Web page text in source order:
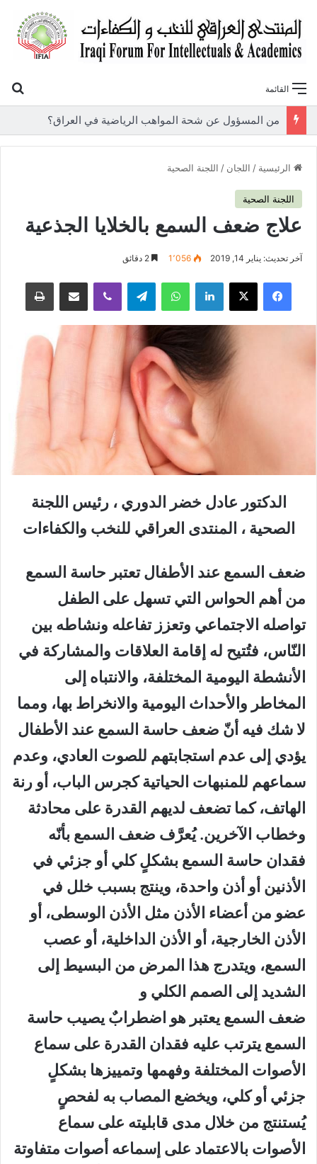
القائمة
الرئيسية / اللجان / اللجنة الصحية
اللجنة الصحية
علاج ضعف السمع بالخلايا الجذعية
آخر تحديث: يناير 14, 2019 1٬056
فيسبوك لينكدإن واتساب
الدكتور عادل خضر الدوري ، رئيس اللجنة
الصحية ، المنتدى العراقي للنخب والكفاءات
ضعف السمع عند الأطفال تعتبر حاسة السمع
من أهم الحواس التي تسهل على الطفل
تواصله الاجتماعي وتعزز تفاعله ونشاطه بين
النّاس، فتُتيح له إقامة العلاقات والمشاركة في
الأنشطة اليومية المختلفة، والانتباه إلى
المخاطر والأحداث اليومية والانخراط بها، ومما
لا شك فيه أنّ ضعف حاسة السمع عند الأطفال
يؤدي إلى عدم استجابتهم للصوت العادي، وعدم
سماعهم للمنبهات الحياتية كجرس الباب، أو رنة
الهاتف، كما تضعف لديهم القدرة على محادثة
وخطاب الآخرين. يُعرَّف ضعف السمع بأنّه
فقدان حاسة السمع بشكلٍ كلي أو جزئي في
الأذنين أو أذن واحدة، وينتج بسبب خلل في
عضو من أعضاء الأذن مثل الأذن الوسطى، أو
الأذن الخارجية، أو الأذن الداخلية، أو عصب
السمع، ويتدرج هذا المرض من البسيط إلى
الشديد إلى الصمم الكلي و
ضعف السمع يعتبر هو اضطرابٌ يصيب حاسة
السمع يترتب عليه فقدان القدرة على سماع
الأصوات المختلفة وفهمها وتمييزها بشكلٍ
جزئي أو كلي، ويخضع المصاب به لفحصٍ
يُستنتج من خلال مدى قابليته على سماع
الأصوات بالاعتماد على إسماعه أصوات متفاوتة